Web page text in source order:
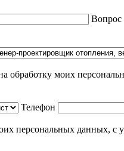
Вопрос
обработку моих
Телефон
персональных данных, с